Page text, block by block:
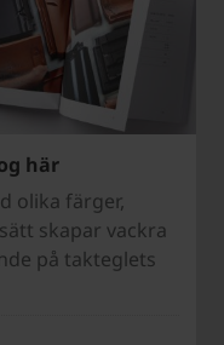
här
olika färger,
skapar vackra
på takteglets